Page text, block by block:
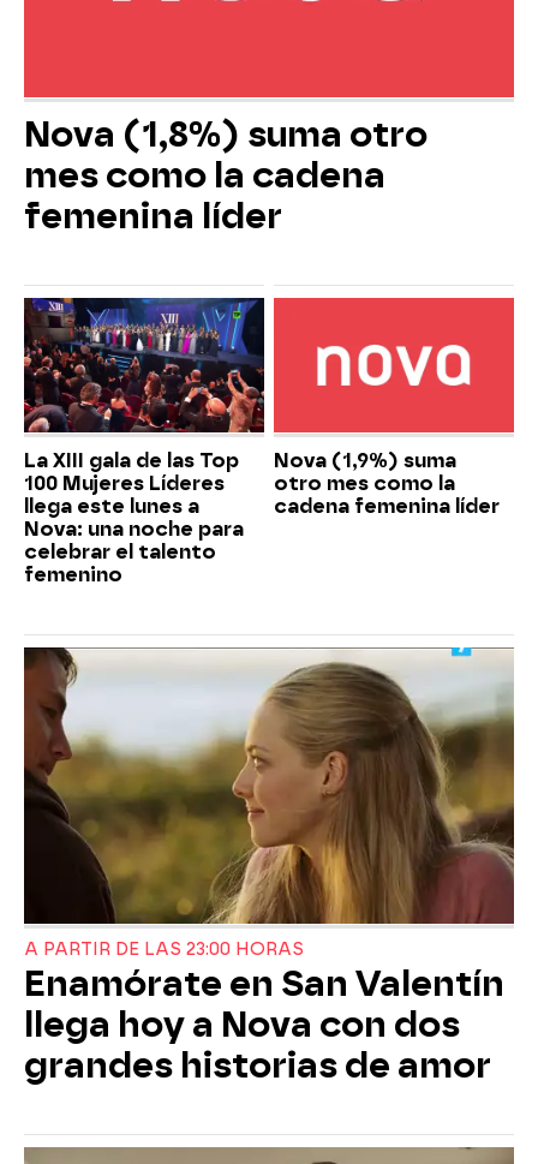
Nova (1,8%) suma otro
mes como la cadena
femenina líder
La XIII gala de las Top
100 Mujeres Líderes
llega este lunes a
Nova: una noche para
celebrar el talento
femenino
Nova (1,9%) suma
otro mes como la
cadena femenina líder
A PARTIR DE LAS 23:00 HORAS
Enamórate en San Valentín
llega hoy a Nova con dos
grandes historias de amor